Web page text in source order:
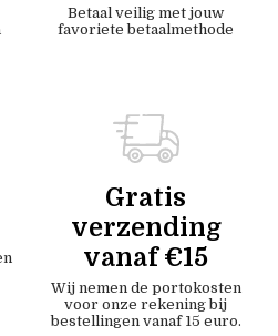
Betaal veilig met jouw
favoriete betaalmethode
Gratis
verzending
vanaf €15
Wij nemen de portokosten
voor onze rekening bij
bestellingen vanaf 15 euro.